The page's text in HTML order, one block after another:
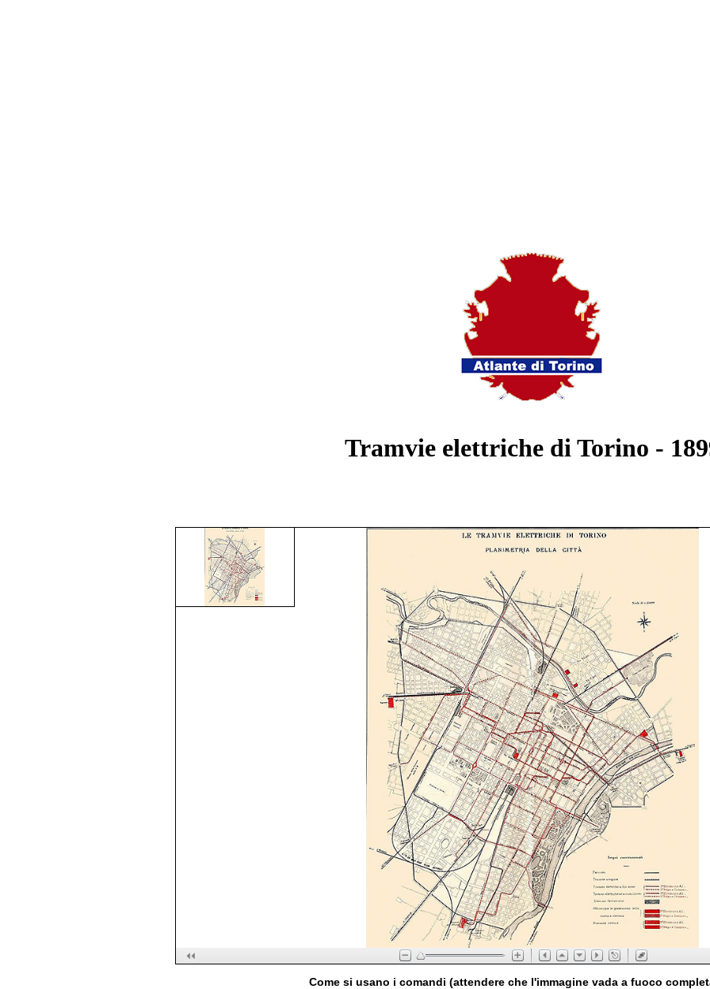
Tramvie elettriche di Torino -
Come si usano i comandi (attendere che l'immagine vada a fuoco